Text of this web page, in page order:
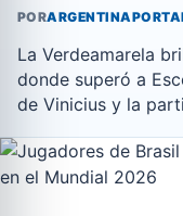
POR
La Verdeamarela
donde superó a
de Vinicius y la